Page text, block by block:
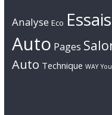
Analyse Eco Essais
Auto Pages
Auto Technique WAY You